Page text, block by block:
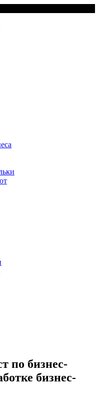
по бизнес-
бизнес-